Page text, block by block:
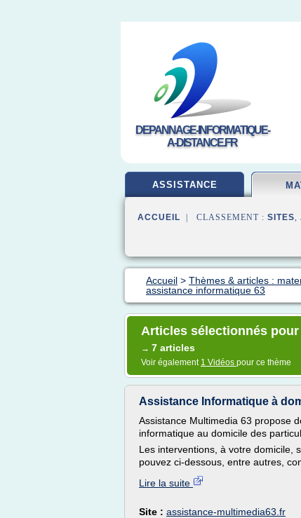
DEPANNAGE-INFORMATIQUE-
A-DISTANCE.FR
ASSISTANCE
ACCUEIL | CLASSEMENT : SITES,
Accueil > Thèmes & articles :
assistance informatique 63
Articles sélectionnés
→ 7 articles
Voir également 1 Vidéos pour ce thème
Assistance Informatique à
Assistance Multimedia 63 propose
informatique au domicile des
Les interventions, à votre domicile,
pouvez ci-dessous, entre autres,
Lire la suite
Site : assistance-multimedia63.fr